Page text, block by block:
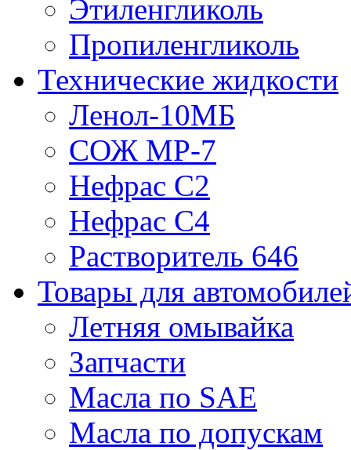
Этиленгликоль
Пропиленгликоль
Технические жидкости
Ленол-10МБ
СОЖ МР-7
Нефрас С2
Нефрас С4
Растворитель 646
Товары для
Летняя омывайка
Запчасти
Масла по SAE
Масла по допускам